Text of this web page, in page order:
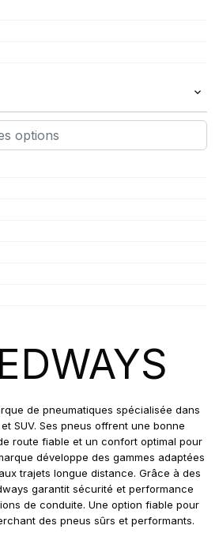
de pneumatiques spécialisée dans
SUV. Ses pneus offrent une bonne
route fiable et un confort optimal pour
développe des gammes adaptées
trajets longue distance. Grâce à des
garantit sécurité et performance
de conduite. Une option fiable pour
des pneus sûrs et performants.